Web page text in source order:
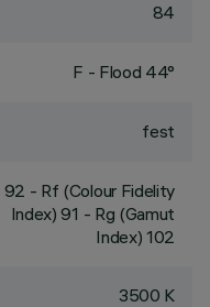
84
F - Flood 44°
fest
92 - Rf (Colour Fidelity
Index) 91 - Rg (Gamut
Index) 102
3500 K